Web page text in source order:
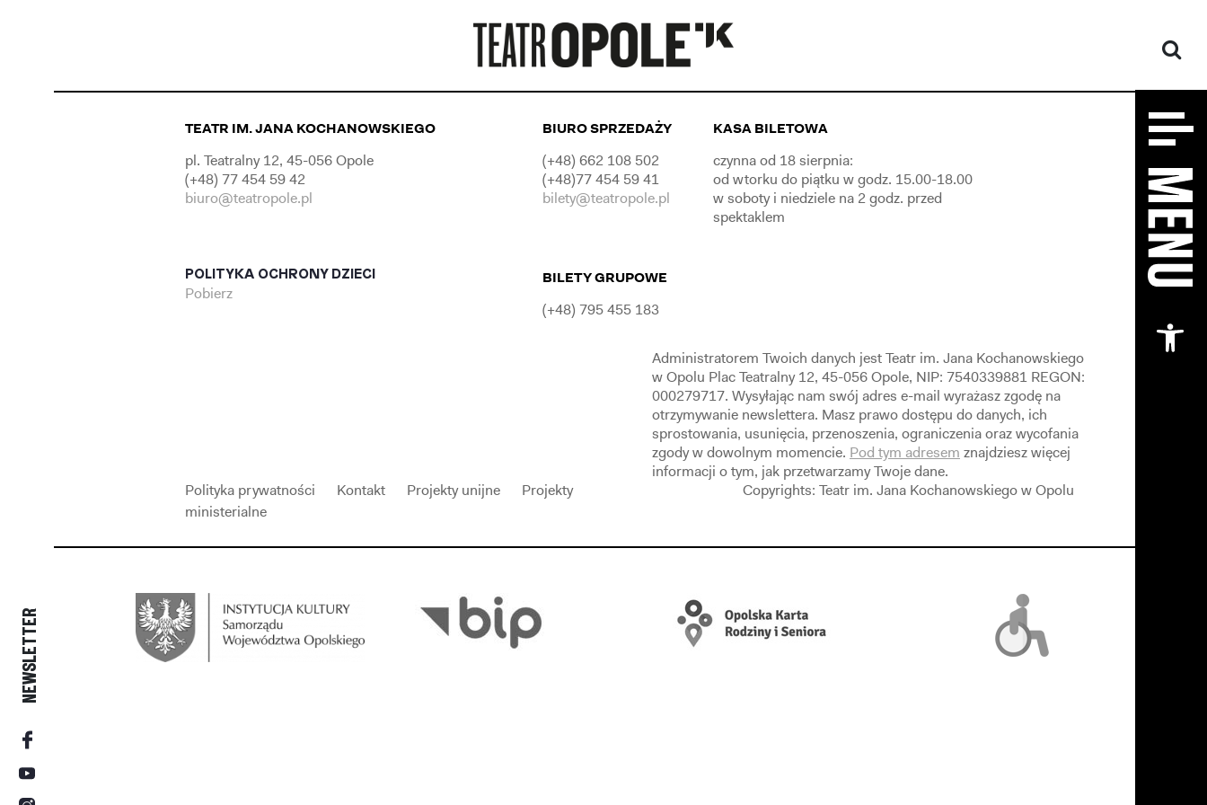
NEWSLETTER
TEATR IM. JANA KOCHANOWSKIEGO
pl. Teatralny 12, 45-056 Opole
(+48) 77 454 59 42
biuro@teatropole.pl
POLITYKA OCHRONY DZIECI
Pobierz
BIURO SPRZEDAŻY
(+48) 662 108 502
(+48)77 454 59 41
bilety@teatropole.pl
BILETY GRUPOWE
(+48) 795 455 183
KASA BILETOWA
czynna od 18 sierpnia:
od wtorku do piątku w godz. 15.00-18.00
w soboty i niedziele na 2 godz. przed
spektaklem
Administratorem Twoich danych jest Teatr im. Jana Kochanowskiego
w Opolu Plac Teatralny 12, 45-056 Opole, NIP: 7540339881 REGON:
000279717. Wysyłając nam swój adres e-mail wyrażasz zgodę na
otrzymywanie newslettera. Masz prawo dostępu do danych, ich
sprostowania, usunięcia, przenoszenia, ograniczenia oraz wycofania
zgody w dowolnym momencie. Pod tym adresem znajdziesz więcej
informacji o tym, jak przetwarzamy Twoje dane.
Polityka prywatności
Kontakt Projekty unijne
Projekty
ministerialne
Copyrights: Teatr im. Jana Kochanowskiego w Opolu